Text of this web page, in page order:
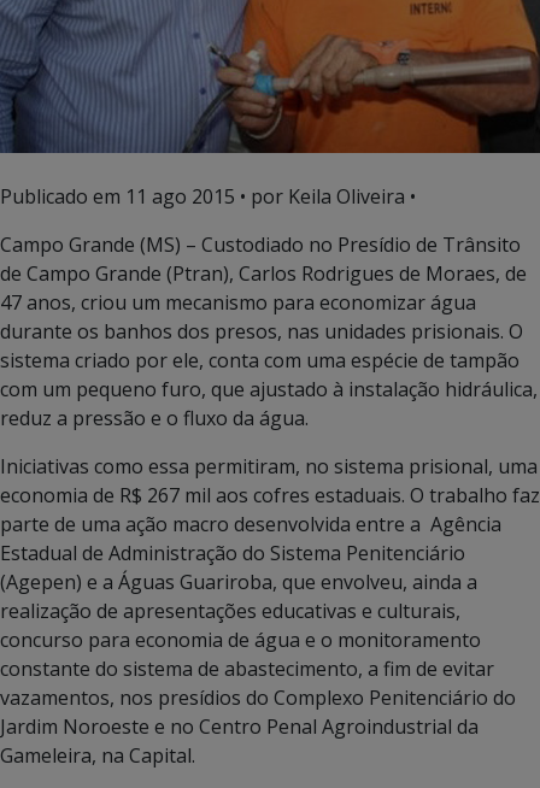
Publicado em 11 ago 2015 • por Keila Oliveira •
Campo Grande (MS) – Custodiado no Presídio de Trânsito
de Campo Grande (Ptran), Carlos Rodrigues de Moraes, de
47 anos, criou um mecanismo para economizar água
durante os banhos dos presos, nas unidades prisionais. O
sistema criado por ele, conta com uma espécie de tampão
com um pequeno furo, que ajustado à instalação hidráulica,
reduz a pressão e o fluxo da água.
Iniciativas como essa permitiram, no sistema prisional, uma
economia de R$ 267 mil aos cofres estaduais. O trabalho faz
parte de uma ação macro desenvolvida entre a Agência
Estadual de Administração do Sistema Penitenciário
(Agepen) e a Águas Guariroba, que envolveu, ainda a
realização de apresentações educativas e culturais,
concurso para economia de água e o monitoramento
constante do sistema de abastecimento, a fim de evitar
vazamentos, nos presídios do Complexo Penitenciário do
Jardim Noroeste e no Centro Penal Agroindustrial da
Gameleira, na Capital.